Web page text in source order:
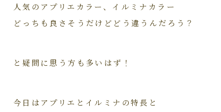
人気のアプリエカラー、イルミナカラー
どっちも良さそうだけどどう違うんだろう？
と疑問に思う方も多いはず！
今日はアプリエとイルミナの特長と